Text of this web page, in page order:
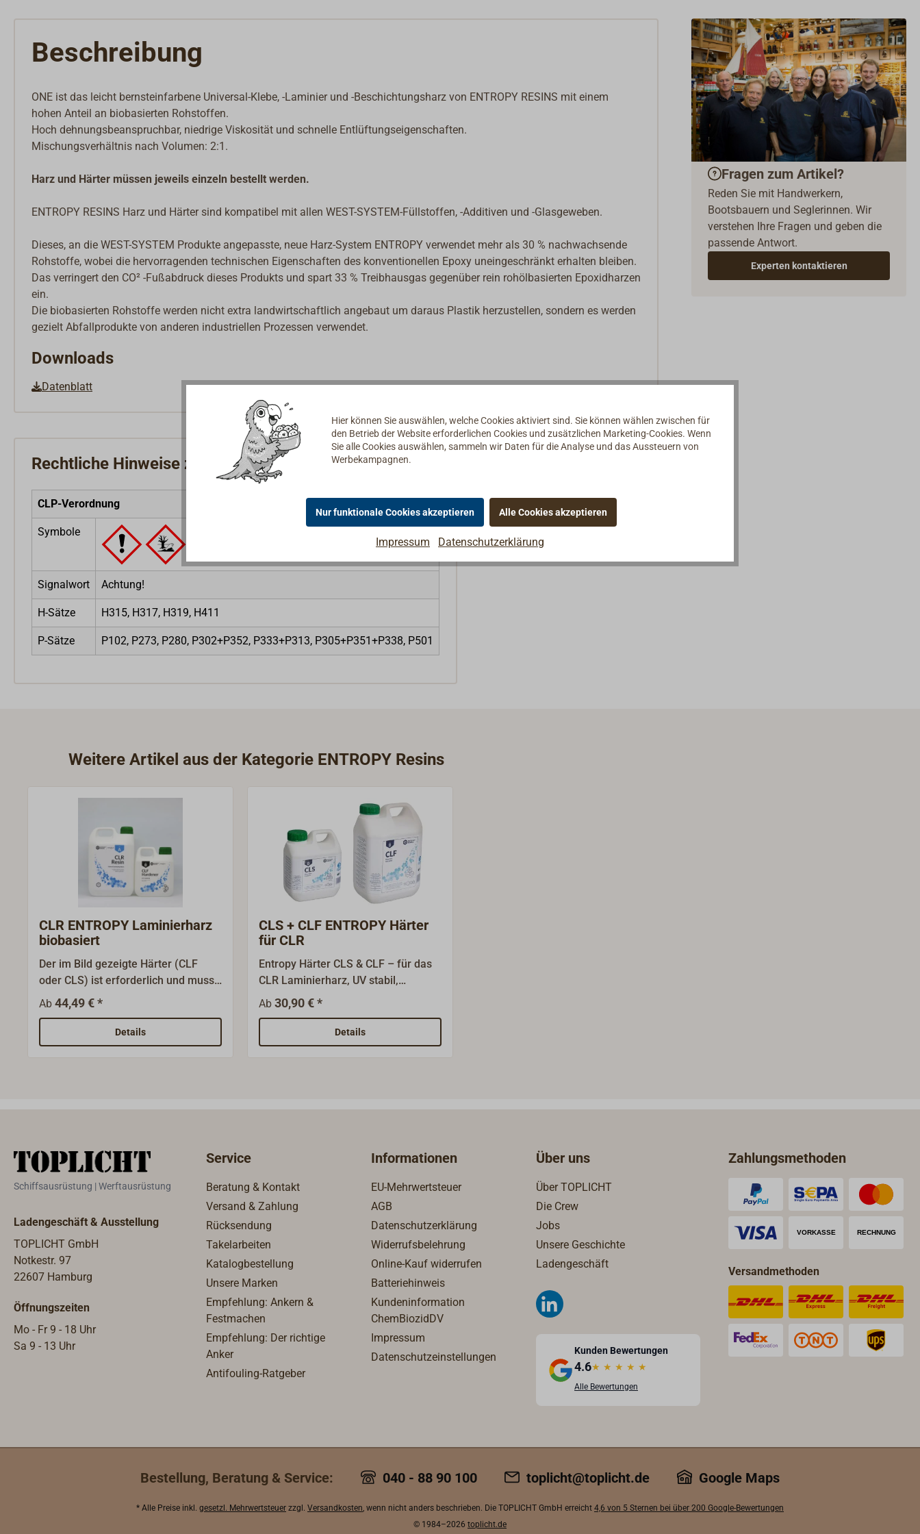
Beschreibung
ONE ist das leicht bernsteinfarbene Universal-Klebe, -Laminier und -Beschichtungsharz von ENTROPY RESINS mit einem
hohen Anteil an biobasierten Rohstoffen.
Hoch dehnungsbeanspruchbar, niedrige Viskosität und schnelle Entlüftungseigenschaften.
Mischungsverhältnis nach Volumen: 2:1.
Harz und Härter müssen jeweils einzeln bestellt werden.
ENTROPY RESINS Harz und Härter sind kompatibel mit allen WEST-SYSTEM-Füllstoffen, -Additiven und -Glasgeweben.
Dieses, an die WEST-SYSTEM Produkte angepasste, neue Harz-System ENTROPY verwendet mehr als 30 % nachwachsende
Rohstoffe, wobei die hervorragenden technischen Eigenschaften des konventionellen Epoxy uneingeschränkt erhalten bleiben.
Das verringert den CO² -Fußabdruck dieses Produkts und spart 33 % Treibhausgas gegenüber rein rohölbasierten Epoxidharzen
ein.
Die biobasierten Rohstoffe werden nicht extra landwirtschaftlich angebaut um daraus Plastik herzustellen, sondern es werden
gezielt Abfallprodukte von anderen industriellen Prozessen verwendet.
Downloads
Datenblatt
Fragen zum Artikel?
Reden Sie mit Handwerkern,
Bootsbauern und Seglerinnen. Wir
verstehen Ihre Fragen und geben die
passende Antwort.
Experten kontaktieren
Rechtliche Hinweise zum Produkt
CLP-Verordnung
Symbole
Signalwort Achtung!
H-Sätze H315, H317, H319, H411
P-Sätze P102, P273, P280, P302+P352, P333+P313, P305+P351+P338, P501
Weitere Artikel aus der Kategorie ENTROPY Resins
CLR ENTROPY Laminierharz
biobasiert
Der im Bild gezeigte Härter (CLF
oder CLS) ist erforderlich und muss
zusätzlich bestellt werden. Siehe
"Zubehör & Ersatzteile".Das CLR-
System (Clear laminating resin) ist
ein Klarlack-Epoxidharzsystem. Es
B. transparente Laminate auf
System verfügt über eine schnelle
Entlüftung und eine erstklassige UV-
Beständigkeit.Für das CLR stehen
mehrere Härter bereit, um vielen
Anforderungen gerecht zu werden.
Es verfügt über die ideale Viskosität
bei denen manuelle
Laminiertechniken bei
Raumtemperatur zum Einsatz
Ab 44,49 € *
Details
CLS + CLF ENTROPY Härter
für CLR
Entropy Härter CLS & CLF – für das
CLR Laminierharz, UV stabil,
nachhaltig und kristallklar.CLF mit
kurzer Topfzeit (20 Min.) für
einfache Projekte (klebfrei in 4
Std.)CLS mit längerer Topfzeit (40
Ab 30,90 € *
Details
Schiffsausrüstung | Werftausrüstung
Ladengeschäft & Ausstellung
TOPLICHT GmbH
Notkestr. 97
22607 Hamburg
Öffnungszeiten
Mo - Fr 9 - 18 Uhr
Sa 9 - 13 Uhr
Service
Beratung & Kontakt
Versand & Zahlung
Rücksendung
Takelarbeiten
Katalogbestellung
Unsere Marken
Empfehlung: Ankern &
Festmachen
Empfehlung: Der richtige
Anker
Antifouling-Ratgeber
Informationen
EU-Mehrwertsteuer
AGB
Datenschutzerklärung
Widerrufsbelehrung
Online-Kauf widerrufen
Batteriehinweis
Kundeninformation
ChemBiozidDV
Impressum
Datenschutzeinstellungen
Über uns
Über TOPLICHT
Die Crew
Jobs
Unsere Geschichte
Ladengeschäft
Kunden Bewertungen
4.6★ ★ ★ ★ ★
Alle Bewertungen
Zahlungsmethoden
Versandmethoden
Bestellung, Beratung & Service: 040 - 88 90 100 toplicht@toplicht.de Google Maps
* Alle Preise inkl. gesetzl. Mehrwertsteuer zzgl. Versandkosten, wenn nicht anders beschrieben. Die TOPLICHT GmbH erreicht 4,6 von 5 Sternen bei über 200 Google-Bewertungen
© 1984–2026 toplicht.de
Hier können Sie auswählen, welche Cookies aktiviert sind. Sie können wählen zwischen für
den Betrieb der Website erforderlichen Cookies und zusätzlichen Marketing-Cookies. Wenn
Sie alle Cookies auswählen, sammeln wir Daten für die Analyse und das Aussteuern von
Werbekampagnen.
Nur funktionale Cookies akzeptieren Alle Cookies akzeptieren
Impressum Datenschutzerklärung